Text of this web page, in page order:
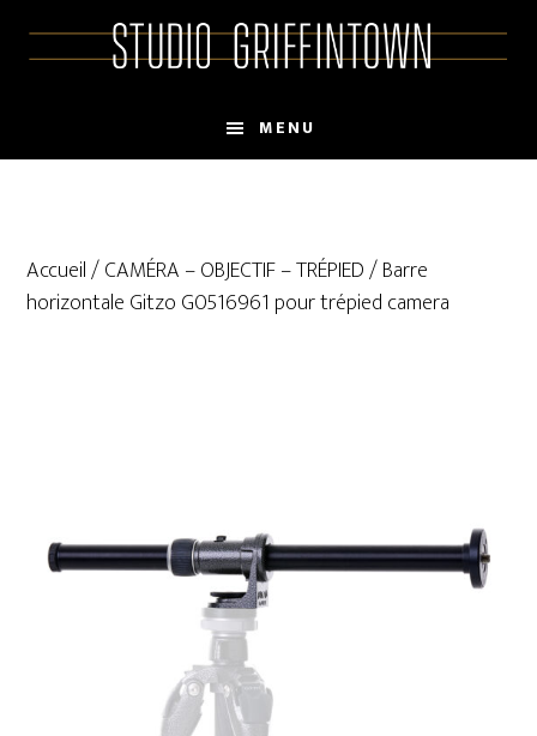
MENU
Accueil/CAMÉRA – OBJECTIF – TRÉPIED/ Barre
horizontale Gitzo G0516961 pour trépied camera